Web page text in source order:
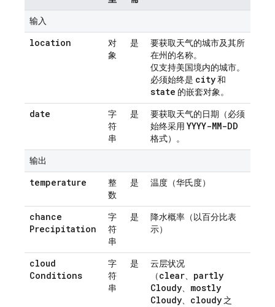
输入
location
对
象
是
要获取天气的城市及其所
在州的名称。
仅支持美国境内的城市。
必须始终是 city和
state 的嵌套对象。
date
字
符
串
是
要获取天气的日期（必须
始终采用 YYYY-MM-DD
格式）。
输出
temperature
整
数
是 温度（华氏度）
chance
Precipitation
字
符
串
是
降水概率（以百分比表
示）
cloud
Conditions
字
符
串
是
云层状况
（clear、 partly
Cloudy、 mostly
Cloudy、 cloudy 之